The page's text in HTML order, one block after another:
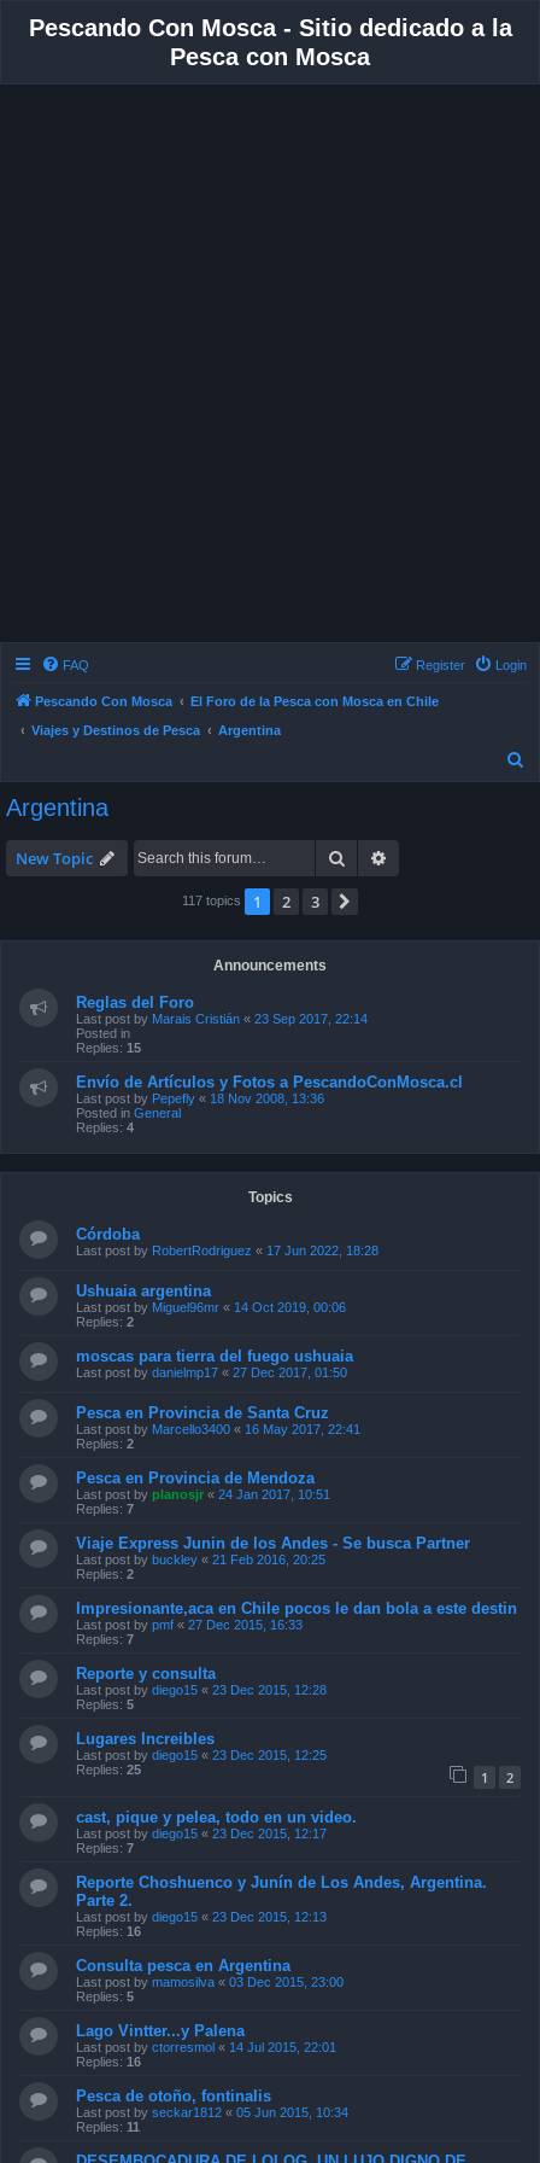
Pescando Con Mosca - Sitio dedicado a la
Pesca con Mosca
FAQ Login
Register
Pescando Con Mosca El Foro de la Pesca con Mosca en Chile Viajes y Destinos de Pesca Argentina
r
New Topic
117 topics 1 2 3 Next
Announcements
Reglas del Foro
Marais Cristián«23 Sep 2017, 22:14
Envío de Artículos y Fotos a PescandoConMosca.cl
Last post by
Posted inGeneral
Córdoba
RobertRodriguez«17 Jun 2022, 18:28
Ushuaia argentina
Last post by Miguel96mr«14 Oct 2019, 00:06
Replies:
moscas para tierra del fuego ushuaia
Last post by danielmp17 « 27 Dec 2017, 01:50
Pesca en Provincia de Santa Cruz
Last post by Marcello3400 «16 May 2017, 22:41
Replies:
Pesca en Provincia de Mendoza
Last post by planosjr«24 Jan 2017, 10:51
Replies: 7
Viaje Express Junin de los Andes - Se busca Partner
Last post by buckley«21 Feb 2016, 20:25
Replies: 2
Impresionante,aca en Chile pocos le dan bola a este destin
Last post by pmf«27 Dec 2015, 16:33
Replies: 7
Reporte y consulta
Last post by diego15«23 Dec 2015, 12:28
Replies: 5
Lugares Increibles
Last post by diego15 « 23 Dec 2015, 12:25
Replies: 25
cast, pique y pelea, todo en un video.
Last post by
Reporte Choshuenco y Junín de Los Andes, Argentina.
Parte 2.
Last post by
Consulta pesca en Argentina
Last post by mamosilva« 03 Dec 2015, 23:00
Replies: 5
Lago Vintter...y Palena
Last post by ctorresmol « 14 Jul 2015, 22:01
Replies: 16
Pesca de otoño, fontinalis
Last post by seckar1812«05 Jun 2015, 10:34
Replies: 11
DESEMBOCADURA DE LOLOG. UN LUJO DIGNO DE
IMITAR
Last post by